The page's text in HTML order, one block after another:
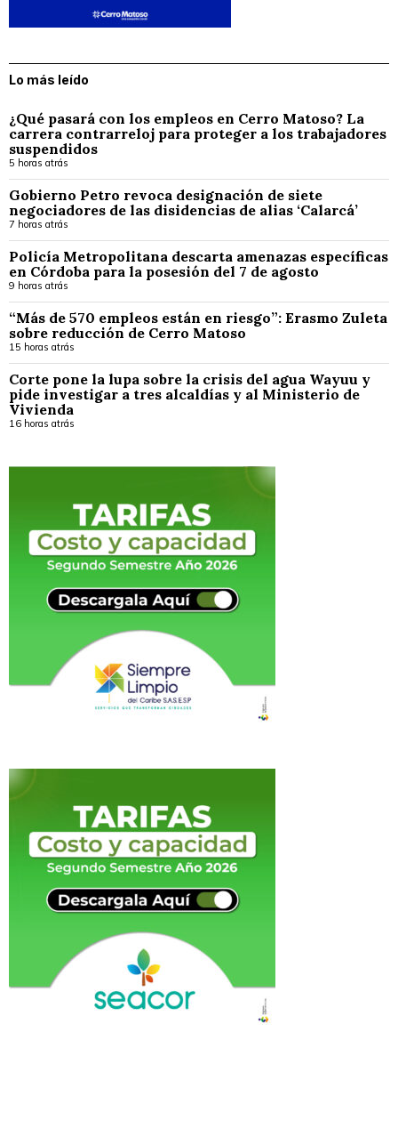
Lo más leído
¿Qué pasará con los empleos en Cerro Matoso? La
carrera contrarreloj para proteger a los trabajadores
suspendidos
5 horas atrás
Gobierno Petro revoca designación de siete
negociadores de las disidencias de alias ‘Calarcá’
7 horas atrás
Policía Metropolitana descarta amenazas específicas
en Córdoba para la posesión del 7 de agosto
9 horas atrás
“Más de 570 empleos están en riesgo”: Erasmo Zuleta
sobre reducción de Cerro Matoso
15 horas atrás
Corte pone la lupa sobre la crisis del agua Wayuu y
pide investigar a tres alcaldías y al Ministerio de
Vivienda
16 horas atrás